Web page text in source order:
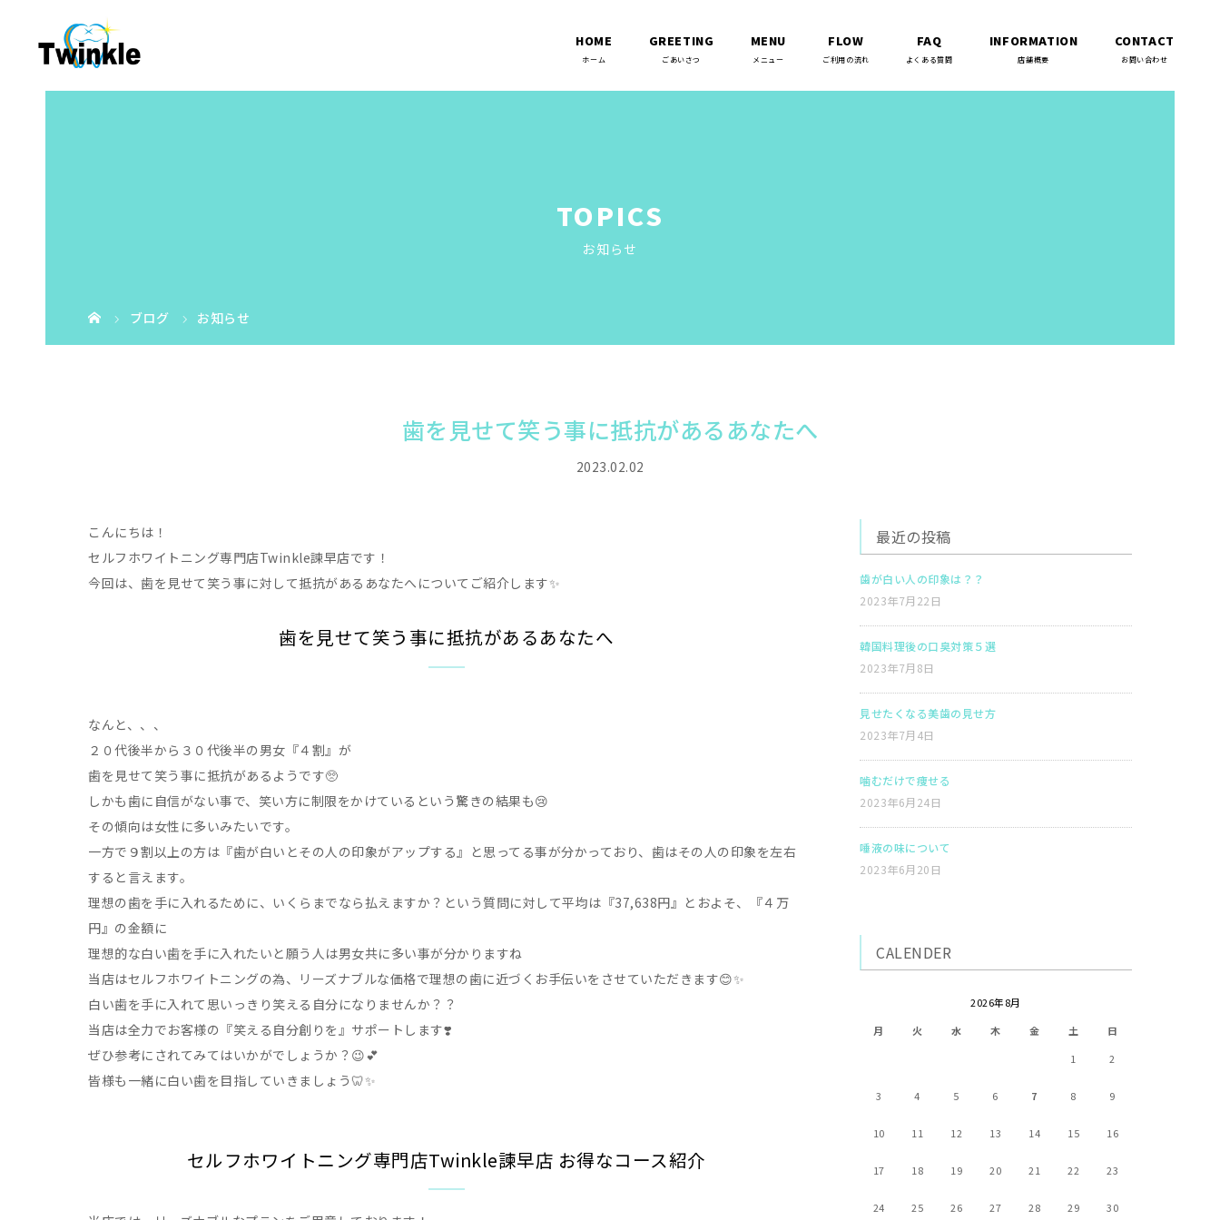
HOME GREETING MENU FLOW FAQ INFORMATION CONTACT
TOPICS
お知らせ
ブログ お知らせ
歯を見せて笑う事に抵抗があるあなたへ
2023.02.02
こんにちは！
セルフホワイトニング専門店Twinkle諫早店です！
今回は、歯を見せて笑う事に対して抵抗があるあなたへについてご紹介します✨
歯を見せて笑う事に抵抗があるあなたへ
なんと、、、
２０代後半から３０代後半の男女『４割』が
歯を見せて笑う事に抵抗があるようです🥺
しかも歯に自信がない事で、笑い方に制限をかけているという驚きの結果も😢
その傾向は女性に多いみたいです。
一方で９割以上の方は『歯が白いとその人の印象がアップする』と思ってる事が分かっており、歯はその人の印象を左右
すると言えます。
理想の歯を手に入れるために、いくらまでなら払えますか？という質問に対して平均は『37,638円』とおよそ、『４万
円』の金額に
理想的な白い歯を手に入れたいと願う人は男女共に多い事が分かりますね
当店はセルフホワイトニングの為、リーズナブルな価格で理想の歯に近づくお手伝いをさせていただきます😊✨
白い歯を手に入れて思いっきり笑える自分になりませんか？？
当店は全力でお客様の『笑える自分創りを』サポートします❣️
ぜひ参考にされてみてはいかがでしょうか？😉💕
皆様も一緒に白い歯を目指していきましょう🦷✨
セルフホワイトニング専門店Twinkle諫早店 お得なコース紹介
最近の投稿
歯が白い人の印象は？？
2023年7月22日
韓国料理後の口臭対策５選
2023年7月8日
見せたくなる美歯の見せ方
2023年7月4日
噛むだけで痩せる
2023年6月24日
唾液の味について
2023年6月20日
CALENDER
2026年8月
月
火 水 木 金 土
日
1
2
3 4 5 6 7 8 9
10 11 12 13 14 15 16
17 18 19 20 21 22 23
24 25 26 27 28 29 30